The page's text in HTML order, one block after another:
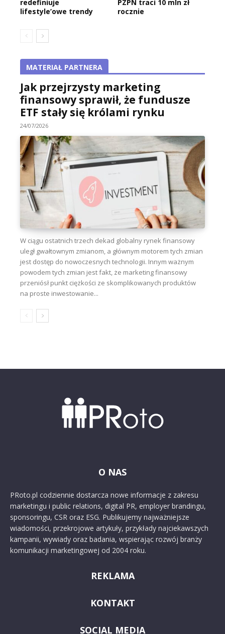
redefiniuje
lifestyle’owe trendy
PZPN traci 10 mln zł
rocznie
MATERIAŁ PARTNERA
Jak przejrzysty marketing
finansowy sprawił, że fundusze
ETF stały się królami rynku
24/07/2026
W ciągu ostatnich trzech dekad globalny rynek finansowy
uległ gwałtownym zmianom, a głównym motorem tych zmian
jest dostęp do nowoczesnych technologii. Innym ważnym
powodem tych zmian jest fakt, że marketing finansowy
przeniósł punkt ciężkości ze skomplikowanych produktów
na proste inwestowanie...
O NAS
PRoto.pl codziennie dostarcza nowe informacje z zakresu
marketingu i public relations, digital PR, employer brandingu,
sponsoringu, CSR oraz ESG. Publikujemy najważniejsze
wiadomości, przekrojowe artykuły, przykłady najciekawszych
kampanii, wywiady oraz badania, wspierając rozwój branży
komunikacji marketingowej od 2004 roku.
REKLAMA
KONTAKT
SOCIAL MEDIA